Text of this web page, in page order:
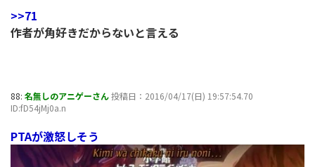
>>71
作者が角好きだからないと言える
88: 名無しのアニゲーさん投稿日：2016/04/17(日) 19:57:54.70
ID:fD54jMj0a.n
PTAが激怒しそう